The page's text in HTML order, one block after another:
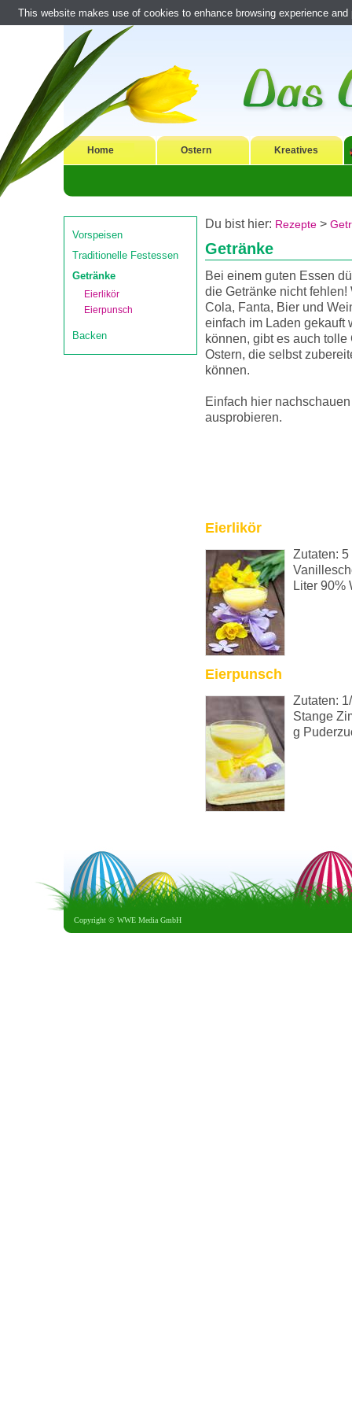
Home Ostern Kreatives
Vorspeisen
Traditionelle Festessen
Getränke
Eierlikör
Eierpunsch
Backen
Du bist hier: Rezepte >
Getränke
Bei einem guten Essen
die Getränke nicht fehlen!
Cola, Fanta, Bier und
einfach im Laden gekauft
können, gibt es auch tolle
Ostern, die selbst
können.
Einfach hier
ausprobieren.
Eierlikör
Zutaten:
Liter 90%
Eierpunsch
Zutaten:
Stange
g
Copyright © WWE Media GmbH
This website makes use of cookies to enhance browsing experience